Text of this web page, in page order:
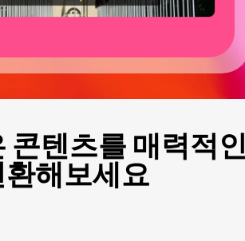
콘텐츠를 매력적인
해보세요